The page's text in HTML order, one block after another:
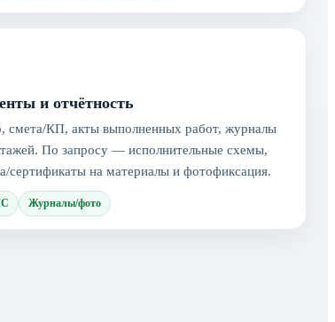
и отчётность
смета/КП, акты выполненных работ, журналы
По запросу — исполнительные схемы,
сертификаты на материалы и фотофиксация.
Журналы/фото